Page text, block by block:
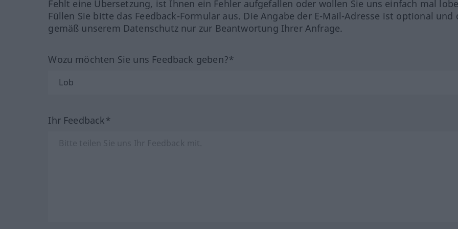
Fehlt eine Übersetzung, ist Ihnen ein Fehler aufgefallen oder wollen Sie uns einfach mal
Füllen Sie bitte das Feedback-Formular aus. Die Angabe der E-Mail-Adresse ist optional und
gemäß unserem Datenschutz nur zur Beantwortung Ihrer Anfrage.
Wozu möchten Sie uns Feedback geben?*
Ihr Feedback*